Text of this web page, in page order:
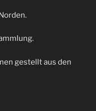
gestellt aus den